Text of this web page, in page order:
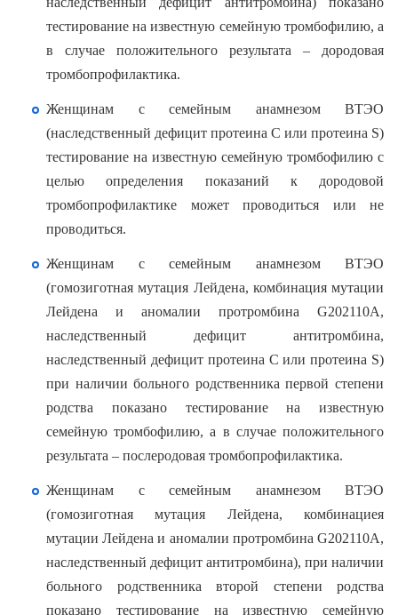
тестирование на известную семейную тромбофилию, а
в случае положительного результата – дородовая
тромбопрофилактика.
Женщинам с семейным анамнезом ВТЭО
(наследственный дефицит протеина С или протеина S)
тестирование на известную семейную тромбофилию с
целью определения показаний к дородовой
тромбопрофилактике может проводиться или не
проводиться.
Женщинам с семейным анамнезом ВТЭО
(гомозиготная мутация Лейдена, комбинация мутации
Лейдена и аномалии протромбина G202110А,
наследственный дефицит антитромбина,
наследственный дефицит протеина С или протеина S)
при наличии больного родственника первой степени
родства показано тестирование на известную
семейную тромбофилию, а в случае положительного
результата – послеродовая тромбопрофилактика.
Женщинам с семейным анамнезом ВТЭО
(гомозиготная мутация Лейдена, комбинациея
мутации Лейдена и аномалии протромбина G202110А,
наследственный дефицит антитромбина), при наличии
больного родственника второй степени родства
показано тестирование на известную семейную